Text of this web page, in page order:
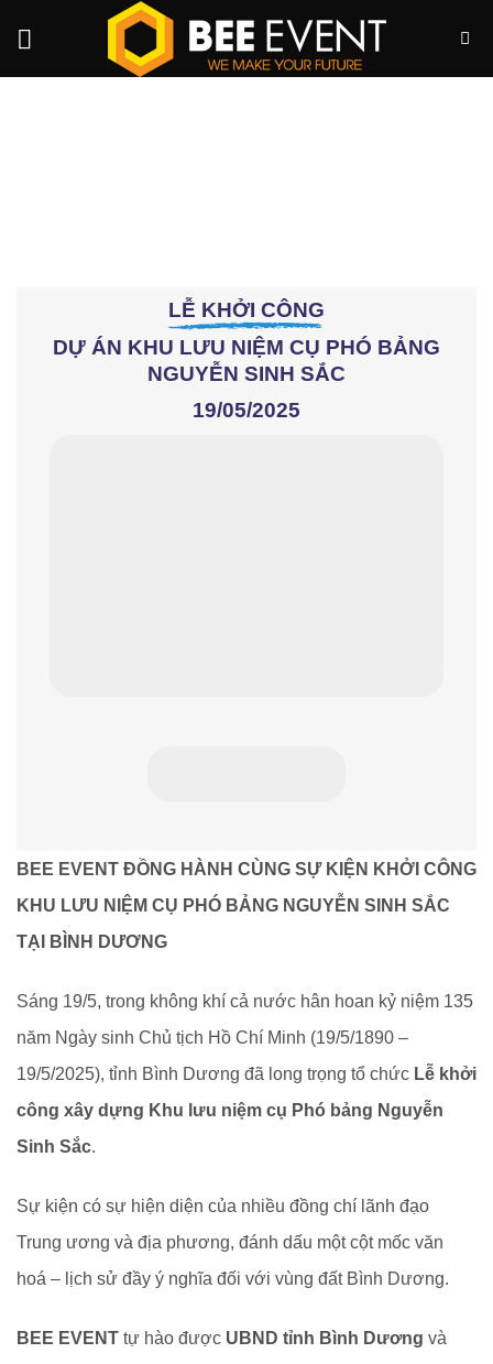
LỄ KHỞI CÔNG
DỰ ÁN KHU LƯU NIỆM CỤ PHÓ BẢNG
NGUYỄN SINH SẮC
19/05/2025
BEE EVENT ĐỒNG HÀNH CÙNG SỰ KIỆN KHỞI CÔNG
KHU LƯU NIỆM CỤ PHÓ BẢNG NGUYỄN SINH SẮC
TẠI BÌNH DƯƠNG
Sáng 19/5, trong không khí cả nước hân hoan kỷ niệm 135
năm Ngày sinh Chủ tịch Hồ Chí Minh (19/5/1890 –
19/5/2025), tỉnh Bình Dương đã long trọng tổ chức Lễ khởi
công xây dựng Khu lưu niệm cụ Phó bảng Nguyễn
Sinh Sắc.
Sự kiện có sự hiện diện của nhiều đồng chí lãnh đạo
Trung ương và địa phương, đánh dấu một cột mốc văn
hoá – lịch sử đầy ý nghĩa đối với vùng đất Bình Dương.
BEE EVENT tự hào được UBND tỉnh Bình Dương và